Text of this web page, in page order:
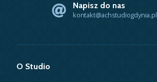
Napisz do nas
kontakt@achstudiogdynia.pl
O Studio